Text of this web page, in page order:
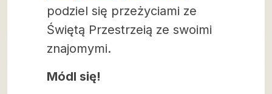
podziel się przeżyciami ze
Świętą Przestrzeią ze swoimi
znajomymi.
Módl się!